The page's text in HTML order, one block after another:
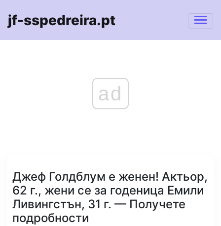
jf-sspedreira.pt
ad
Джеф Голдблум е женен! Актьор,
62 г., жени се за годеница Емили
Ливингстън, 31 г. — Получете
подробности